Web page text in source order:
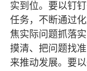
实到位。要以钉
任务，不断通过
焦实际问题抓落
摸清、把问题找
来推动发展。要